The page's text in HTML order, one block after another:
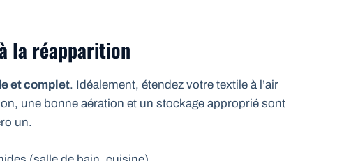
la réapparition
et complet. Idéalement, étendez votre textile à l’air
une bonne aération et un stockage approprié sont
un.